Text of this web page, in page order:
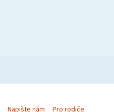
Napište nám Pro rodiče